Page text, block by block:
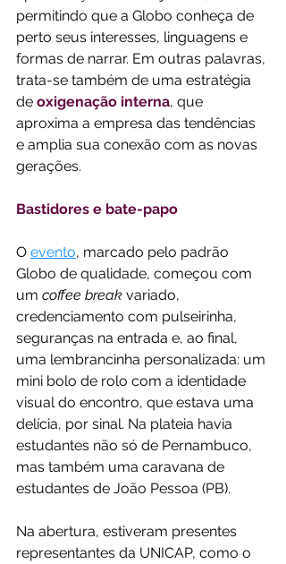
permitindo que a Globo conheça de
perto seus interesses, linguagens e
formas de narrar. Em outras palavras,
trata-se também de uma estratégia
de oxigenação interna, que
aproxima a empresa das tendências
e amplia sua conexão com as novas
gerações.
Bastidores e bate-papo
O evento, marcado pelo padrão
Globo de qualidade, começou com
um coffee break variado,
credenciamento com pulseirinha,
seguranças na entrada e, ao final,
uma lembrancinha personalizada: um
mini bolo de rolo com a identidade
visual do encontro, que estava uma
delícia, por sinal. Na plateia havia
estudantes não só de Pernambuco,
mas também uma caravana de
estudantes de João Pessoa (PB).
Na abertura, estiveram presentes
representantes da UNICAP, como o